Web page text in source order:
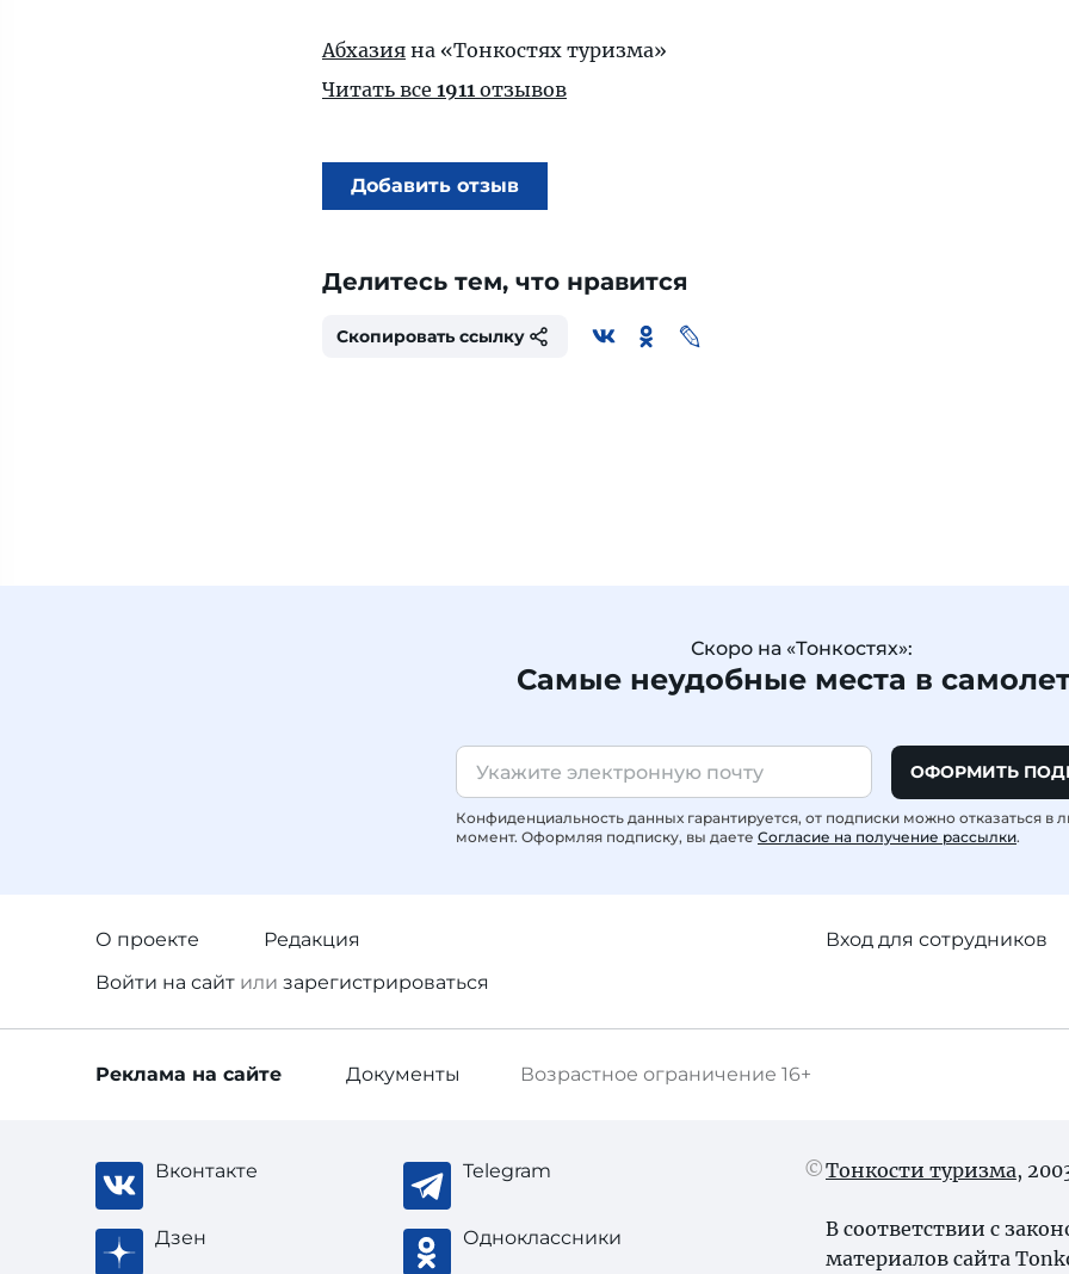
Абхазия на «Тонкостях туризма»
Читать все 1911 отзывов
Добавить отзыв
Делитесь тем, что нравится
Скопировать ссылку
Скоро на «Тонкостях»:
Самые неудобные места в
ОФОРМИТЬ
Конфиденциальность данных гарантируется, от подписки можно отказаться в
момент. Оформляя подписку, вы даете Согласие на получение рассылки.
О проекте
Редакция
Войти на сайт или зарегистрироваться
Вход для сотрудников
Возрастное ограничение 16+
Реклама на сайте Документы
Вконтакте Telegram
Дзен Одноклассники
Тонкости туризма,
В соответствии с
материалов сайта